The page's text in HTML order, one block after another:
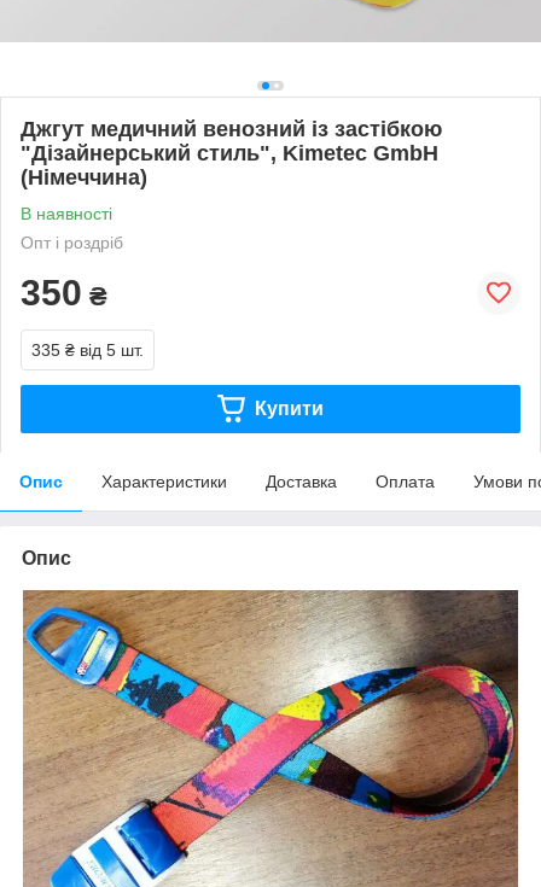
Джгут медичний венозний із застібкою
"Дізайнерський стиль", Kimetec GmbH
(Німеччина)
В наявності
Опт і роздріб
350 ₴
335 ₴ від 5 шт.
Купити
Опис Характеристики Доставка Оплата Умови
Опис